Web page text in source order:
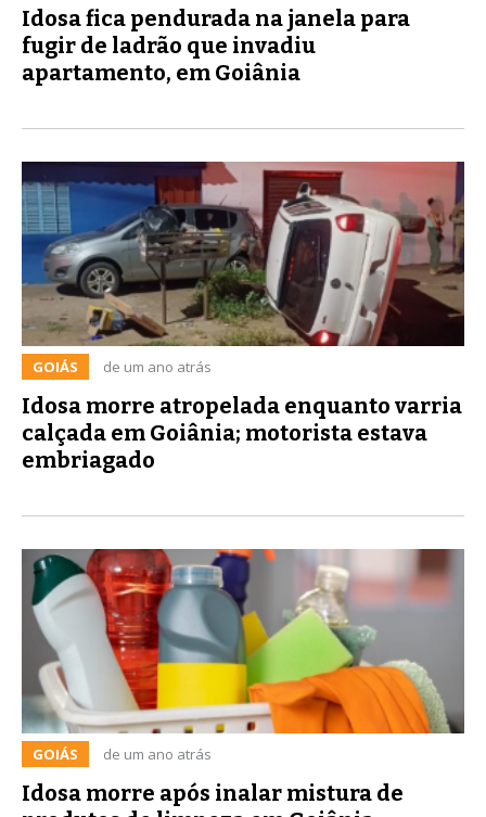
Idosa fica pendurada na janela para
fugir de ladrão que invadiu
apartamento, em Goiânia
GOIÁS de um ano atrás
Idosa morre atropelada enquanto varria
calçada em Goiânia; motorista estava
embriagado
GOIÁS de um ano atrás
Idosa morre após inalar mistura de